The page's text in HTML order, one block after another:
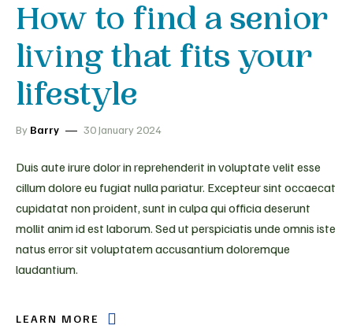
How to find a senior
living that fits your
lifestyle
By Barry 30 January 2024
Duis aute irure dolor in reprehenderit in voluptate velit esse
cillum dolore eu fugiat nulla pariatur. Excepteur sint occaecat
cupidatat non proident, sunt in culpa qui officia deserunt
mollit anim id est laborum. Sed ut perspiciatis unde omnis iste
natus error sit voluptatem accusantium doloremque
laudantium.
LEARN MORE